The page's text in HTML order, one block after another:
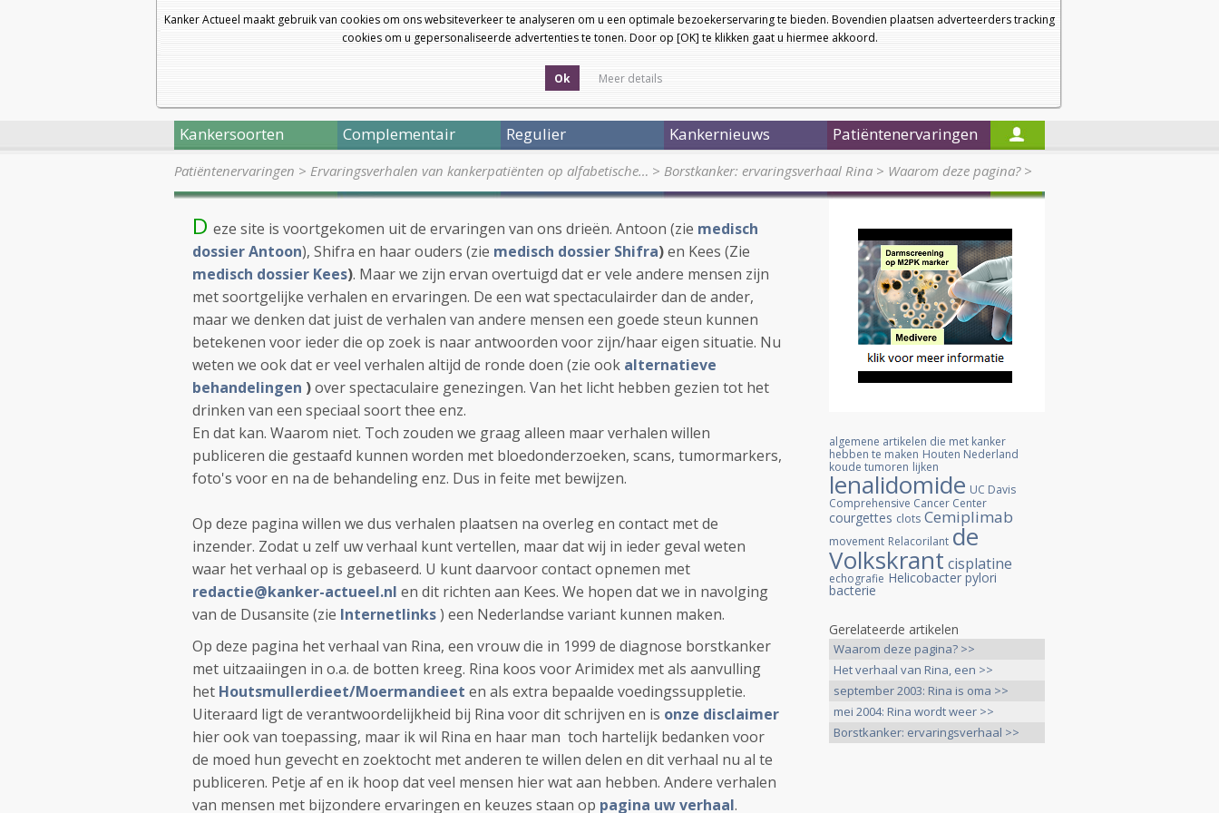
Kanker Actueel maakt gebruik van cookies om ons websiteverkeer te analyseren om u een optimale bezoekerservaring te bieden. Bovendien plaatsen adverteerders tracking
cookies om u gepersonaliseerde advertenties te tonen. Door op [OK] te klikken gaat u hiermee akkoord.
Ok Meer details
a
a
Nieuwsbrief
Startpagina
Kankersoorten Complementair Regulier Kankernieuws Patiëntenervaringen
Patiëntenervaringen > Ervaringsverhalen van kankerpatiënten op alfabetische… > Borstkanker: ervaringsverhaal Rina > Waarom deze pagina?>
D eze site is voortgekomen uit de ervaringen van ons drieën. Antoon (zie medisch
dossier Antoon), Shifra en haar ouders (zie medisch dossier Shifra)en Kees (Zie
medisch dossier Kees). Maar we zijn ervan overtuigd dat er vele andere mensen zijn
met soortgelijke verhalen en ervaringen. De een wat spectaculairder dan de ander,
maar we denken dat juist de verhalen van andere mensen een goede steun kunnen
betekenen voor ieder die op zoek is naar antwoorden voor zijn/haar eigen situatie. Nu
weten we ook dat er veel verhalen altijd de ronde doen (zie ook alternatieve
behandelingen )over spectaculaire genezingen. Van het licht hebben gezien tot het
drinken van een speciaal soort thee enz.
En dat kan. Waarom niet. Toch zouden we graag alleen maar verhalen willen
publiceren die gestaafd kunnen worden met bloedonderzoeken, scans, tumormarkers,
foto's voor en na de behandeling enz. Dus in feite met bewijzen.
Op deze pagina willen we dus verhalen plaatsen na overleg en contact met de
inzender. Zodat u zelf uw verhaal kunt vertellen, maar dat wij in ieder geval weten
waar het verhaal op is gebaseerd. U kunt daarvoor contact opnemen met
redactie@kanker-actueel.nl en dit richten aan Kees. We hopen dat we in navolging
van de Dusansite (zie Internetlinks) een Nederlandse variant kunnen maken.
Op deze pagina het verhaal van Rina, een vrouw die in 1999 de diagnose borstkanker
met uitzaaiingen in o.a. de botten kreeg. Rina koos voor Arimidex met als aanvulling
het Houtsmullerdieet/Moermandieet en als extra bepaalde voedingssuppletie.
Uiteraard ligt de verantwoordelijkheid bij Rina voor dit schrijven en is onze disclaimer
hier ook van toepassing, maar ik wil Rina en haar man toch hartelijk bedanken voor
de moed hun gevecht en zoektocht met anderen te willen delen en dit verhaal nu al te
publiceren. Petje af en ik hoop dat veel mensen hier wat aan hebben. Andere verhalen
van mensen met bijzondere ervaringen en keuzes staan op pagina uw verhaal.
algemene artikelen die met kanker
hebben te maken Houten Nederland
koude tumoren lijken
lenalidomide UC Davis
Comprehensive Cancer Center
courgettes clots Cemiplimab
movement Relacorilant de
Volkskrant cisplatine
echografie Helicobacter pylori
bacterie
Gerelateerde artikelen
Waarom deze pagina? >>
Het verhaal van Rina, een >>
september 2003: Rina is oma >>
mei 2004: Rina wordt weer >>
Borstkanker: ervaringsverhaal >>